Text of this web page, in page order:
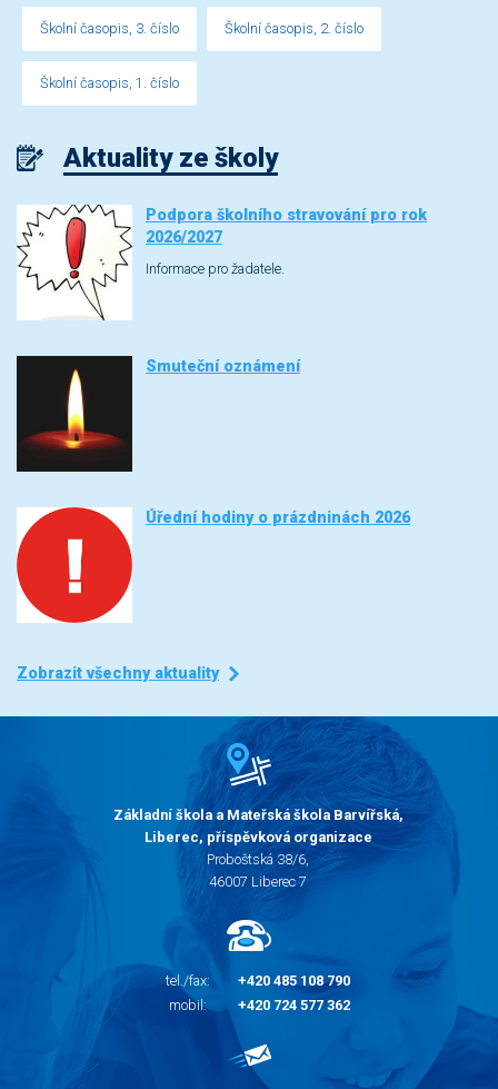
Školní časopis, 3. číslo Školní časopis, 2. číslo
Školní časopis, 1. číslo
Aktuality ze školy
Podpora školního stravování pro rok
2026/2027
Informace pro žadatele.
Smuteční oznámení
Úřední hodiny o prázdninách 2026
Zobrazit všechny aktuality
Základní škola a Mateřská škola Barvířská,
Liberec, příspěvková organizace
Proboštská 38/6,
46007 Liberec 7
tel./fax:
+420 485 108 790
mobil:
+420 724 577 362